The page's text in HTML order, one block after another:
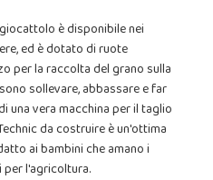
è disponibile nei
ed è dotato di ruote
per la raccolta del grano sulla
sollevare, abbassare e far
una vera macchina per il taglio
da costruire è un'ottima
ai bambini che amano i
l'agricoltura.